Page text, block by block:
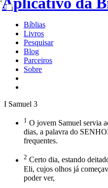
Bíblias
Livros
Pesquisar
Blog
Parceiros
Sobre
I Samuel 3
1 O jovem Samuel servia
dias, a palavra do
frequentes.
2 Certo dia, estando
Eli, cujos olhos já
poder ver,